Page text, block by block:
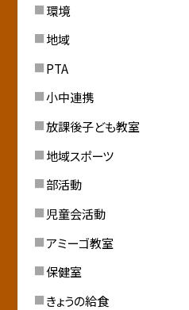
環境
地域
PTA
小中連携
放課後子ども教室
地域スポーツ
部活動
児童会活動
アミーゴ教室
保健室
きょうの給食